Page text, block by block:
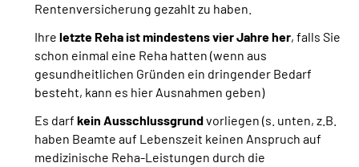
Rentenversicherung gezahlt zu haben.
Ihre letzte Reha ist mindestens vier Jahre her, falls Sie
schon einmal eine Reha hatten (wenn aus
gesundheitlichen Gründen ein dringender Bedarf
besteht, kann es hier Ausnahmen geben)
Es darf kein Ausschlussgrundvorliegen (s. unten, z.B.
haben Beamte auf Lebenszeit keinen Anspruch auf
medizinische Reha-Leistungen durch die